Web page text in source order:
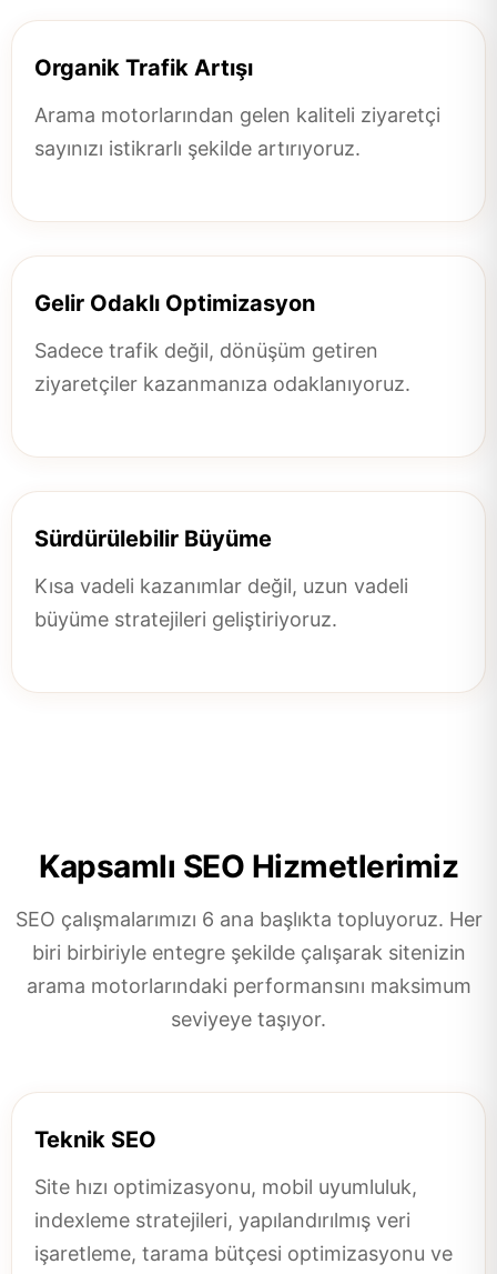
Organik Trafik Artışı
Arama motorlarından gelen kaliteli ziyaretçi
sayınızı istikrarlı şekilde artırıyoruz.
Gelir Odaklı Optimizasyon
Sadece trafik değil, dönüşüm getiren
ziyaretçiler kazanmanıza odaklanıyoruz.
Sürdürülebilir Büyüme
Kısa vadeli kazanımlar değil, uzun vadeli
büyüme stratejileri geliştiriyoruz.
Kapsamlı SEO Hizmetlerimiz
SEO çalışmalarımızı 6 ana başlıkta topluyoruz. Her
biri birbiriyle entegre şekilde çalışarak sitenizin
arama motorlarındaki performansını maksimum
seviyeye taşıyor.
Teknik SEO
Site hızı optimizasyonu, mobil uyumluluk,
indexleme stratejileri, yapılandırılmış veri
işaretleme, tarama bütçesi optimizasyonu ve